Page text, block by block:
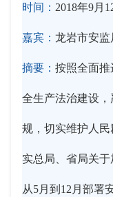
时间： 2018年9月
嘉宾： 龙岩市安监
摘要： 按照全面
全生产法治建设
规，切实维护人
实总局、省局关于
从5月到12月部署